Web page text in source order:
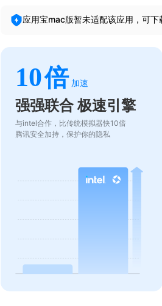
应用宝mac版暂未适配该应用，可
10倍 加速
强强联合 极速引擎
与intel合作，比传统模拟器快10倍
腾讯安全加持，保护你的隐私